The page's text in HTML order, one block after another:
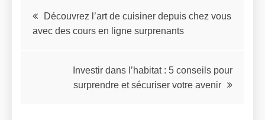
Découvrez l’art de cuisiner depuis chez vous
avec des cours en ligne surprenants
Investir dans l’habitat : 5 conseils pour
surprendre et sécuriser votre avenir